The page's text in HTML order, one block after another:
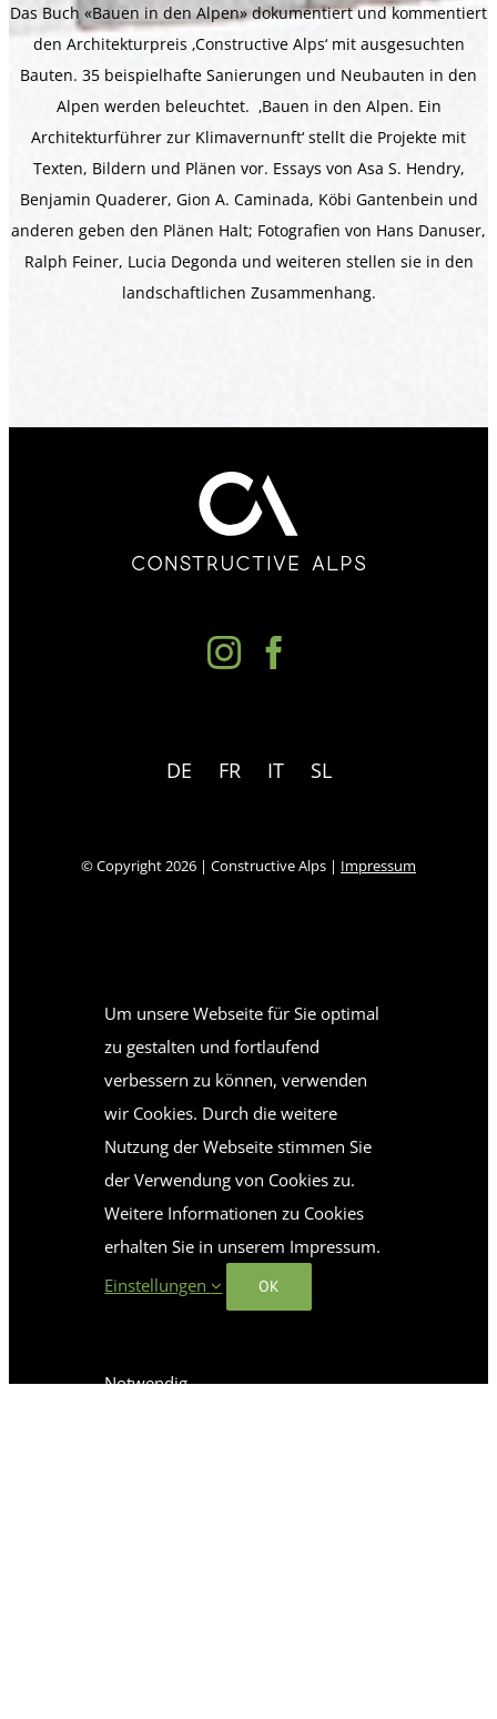
Das Buch «Bauen in den Alpen» dokumentiert und kommentiert
den Architekturpreis ‚Constructive Alps‘ mit ausgesuchten
Bauten. 35 beispielhafte Sanierungen und Neubauten in den
Alpen werden beleuchtet. ‚Bauen in den Alpen. Ein
Architekturführer zur Klimavernunft‘ stellt die Projekte mit
Texten, Bildern und Plänen vor. Essays von Asa S. Hendry,
Benjamin Quaderer, Gion A. Caminada, Köbi Gantenbein und
anderen geben den Plänen Halt; Fotografien von Hans Danuser,
Ralph Feiner, Lucia Degonda und weiteren stellen sie in den
landschaftlichen Zusammenhang.
DE FR IT SL
© Copyright2026 | Constructive Alps | Impressum
Um unsere Webseite für Sie optimal
zu gestalten und fortlaufend
verbessern zu können, verwenden
wir Cookies. Durch die weitere
Nutzung der Webseite stimmen Sie
der Verwendung von Cookies zu.
Weitere Informationen zu Cookies
erhalten Sie in unserem Impressum.
Einstellungen
OK
Notwendig